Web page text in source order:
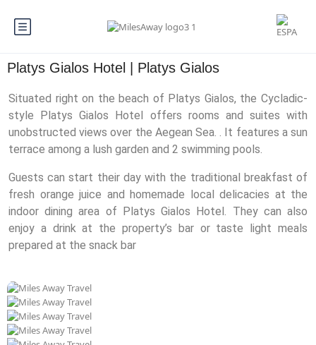
Platys Gialos Hotel | Platys Gialos
Situated right on the beach of Platys Gialos, the Cycladic-
style Platys Gialos Hotel offers rooms and suites with
unobstructed views over the Aegean Sea. . It features a sun
terrace among a lush garden and 2 swimming pools.
Guests can start their day with the traditional breakfast of
fresh orange juice and homemade local delicacies at the
indoor dining area of Platys Gialos Hotel. They can also
enjoy a drink at the property’s bar or taste light meals
prepared at the snack bar